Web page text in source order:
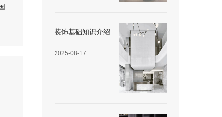
装饰基础知识介绍
2025-08-17